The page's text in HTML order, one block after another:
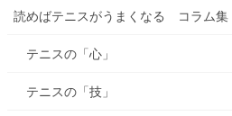
読めばテニスがうまくなる コラム集
テニスの「心」
テニスの「技」